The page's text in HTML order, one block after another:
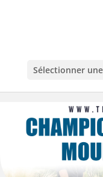
Sélectionner